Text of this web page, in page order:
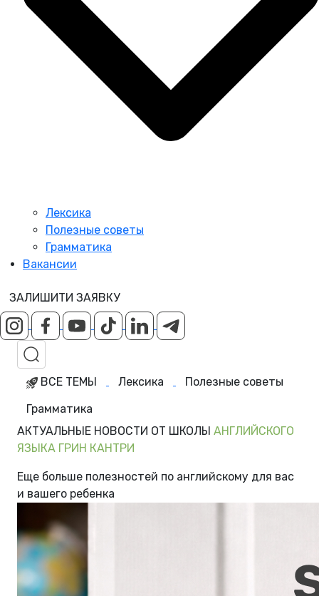
Лексика
Полезные советы
Грамматика
Вакансии
ЗАЛИШИТИ ЗАЯВКУ
ВСЕ ТЕМЫ Лексика
Полезные советы
Грамматика
АКТУАЛЬНЫЕ НОВОСТИ ОТ ШКОЛЫ АНГЛИЙСКОГО
ЯЗЫКА ГРИН КАНТРИ
Еще больше полезностей по английскому для вас
и вашего ребенка